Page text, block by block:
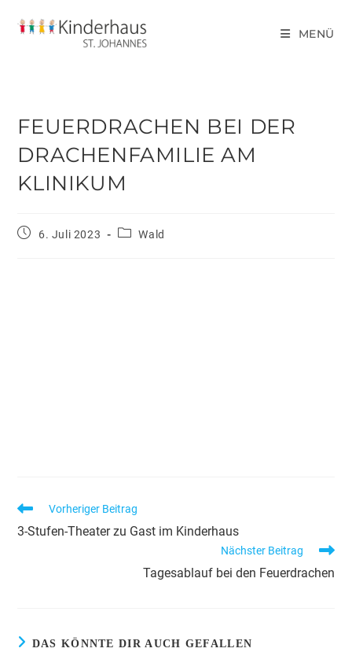
MENÜ
FEUERDRACHEN BEI DER
DRACHENFAMILIE AM
KLINIKUM
6. Juli 2023 Wald
Vorheriger Beitrag
3-Stufen-Theater zu Gast im Kinderhaus
Nächster Beitrag
Tagesablauf bei den Feuerdrachen
DAS KÖNNTE DIR AUCH GEFALLEN